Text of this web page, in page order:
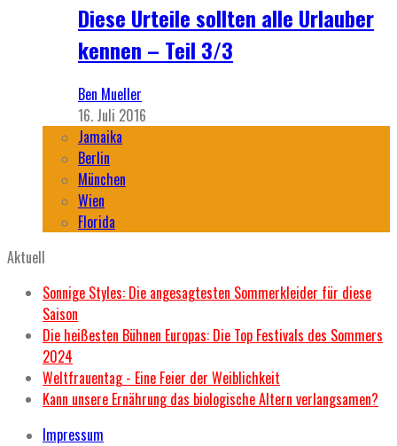
Diese Urteile sollten alle Urlauber
kennen – Teil 3/3
Ben Mueller
16. Juli 2016
Jamaika
Berlin
München
Wien
Florida
Aktuell
Sonnige Styles: Die angesagtesten Sommerkleider für diese
Saison
Die heißesten Bühnen Europas: Die Top Festivals des Sommers
2024
Weltfrauentag - Eine Feier der Weiblichkeit
Kann unsere Ernährung das biologische Altern verlangsamen?
Impressum